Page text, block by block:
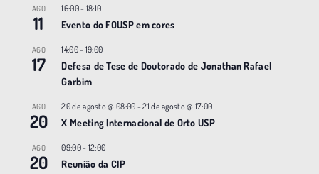
AGO
11
16:00- 18:10
Evento do FOUSP em cores
AGO
17
14:00- 19:00
Defesa de Tese de Doutorado de Jonathan Rafael
Garbim
AGO
20
20 de agosto @ 08:00 -21 de agosto @ 17:00
X Meeting |nternacional de Orto USP
AGO
20
09:00- 12:00
Reunião da CIP